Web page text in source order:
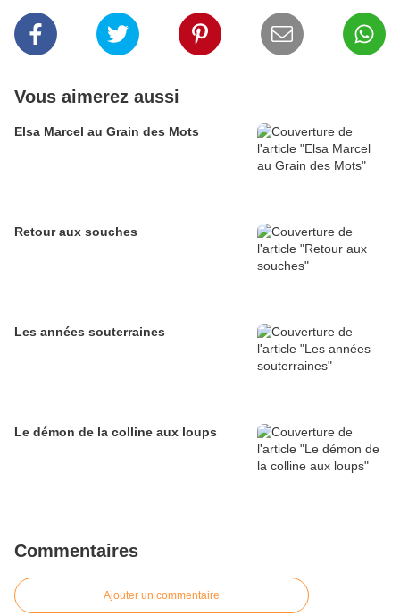
Vous aimerez aussi
Elsa Marcel au Grain des Mots
Retour aux souches
Les années souterraines
Le démon de la colline aux loups
Commentaires
Ajouter un commentaire